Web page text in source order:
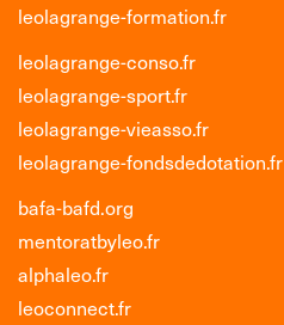
leolagrange-formation.fr
leolagrange-conso.fr
leolagrange-sport.fr
leolagrange-vieasso.fr
leolagrange-fondsdedotation.fr
bafa-bafd.org
mentoratbyleo.fr
alphaleo.fr
leoconnect.fr